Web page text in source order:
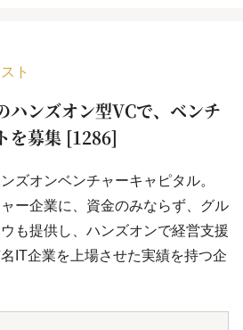
ト
ハンズオン型VCで、ベンチ
を募集 [1286]
ズオンベンチャーキャピタル。
ー企業に、資金のみならず、グル
も提供し、ハンズオンで経営支援
IT企業を上場させた実績を持つ企